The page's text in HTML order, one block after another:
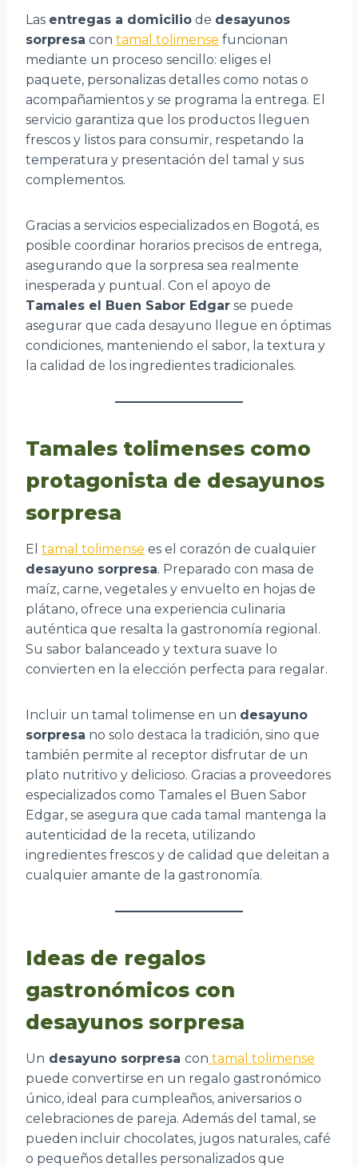
Las entregas a domicilio de desayunos
sorpresa con tamal tolimense funcionan
mediante un proceso sencillo: eliges el
paquete, personalizas detalles como notas o
acompañamientos y se programa la entrega. El
servicio garantiza que los productos lleguen
frescos y listos para consumir, respetando la
temperatura y presentación del tamal y sus
complementos.
Gracias a servicios especializados en Bogotá, es
posible coordinar horarios precisos de entrega,
asegurando que la sorpresa sea realmente
inesperada y puntual. Con el apoyo de
Tamales el Buen Sabor Edgar se puede
asegurar que cada desayuno llegue en óptimas
condiciones, manteniendo el sabor, la textura y
la calidad de los ingredientes tradicionales.
Tamales tolimenses como
protagonista de desayunos
sorpresa
El tamal tolimense es el corazón de cualquier
desayuno sorpresa. Preparado con masa de
maíz, carne, vegetales y envuelto en hojas de
plátano, ofrece una experiencia culinaria
auténtica que resalta la gastronomía regional.
Su sabor balanceado y textura suave lo
convierten en la elección perfecta para regalar.
Incluir un tamal tolimense en un desayuno
sorpresa no solo destaca la tradición, sino que
también permite al receptor disfrutar de un
plato nutritivo y delicioso. Gracias a proveedores
especializados como Tamales el Buen Sabor
Edgar, se asegura que cada tamal mantenga la
autenticidad de la receta, utilizando
ingredientes frescos y de calidad que deleitan a
cualquier amante de la gastronomía.
Ideas de regalos
gastronómicos con
desayunos sorpresa
Un desayuno sorpresa con tamal tolimense
puede convertirse en un regalo gastronómico
único, ideal para cumpleaños, aniversarios o
celebraciones de pareja. Además del tamal, se
pueden incluir chocolates, jugos naturales, café
o pequeños detalles personalizados que